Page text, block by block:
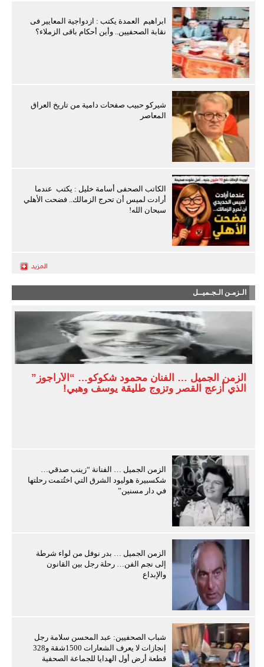
ابراهيم العمدة يكتب : ازدواجية المعايير فى
نقابة الصحفيين.. وأين أحكام باقى الزملاء؟
شيركو حبيب صفحات دامية من تاريخ العراق
المعاصر
الكاتب الصحفى أسامة خليل : يكتب عندما
أرادت لميس أن تحرج الزمالك.. فضحت الأهلي
سبحان الله!
الـزمـن الـجـميــل
الزمن الجميل … الفنان محمود شكوكو… “الأراجوز”
الذي أزعج القصر وتزوج طليقة يوسف وهبي!
الزمن الجميل … الفنانة “زينب صدقي…
شكسبيرة هوليود الشرق التي اختُتمت رحلتها
في دار مسنين”
الزمن الجميل … بدر نوفل من لواء شرطة
إلى نجم الفن… رحلة رجل بين القانون
والإبداع
شباب الصحفيين: عبد المحسن سلامة رجل
إنجازات لا يعرف الشعارات 1500شقة و328
قطعة أرض أول الهدايا للجماعة الصحفية